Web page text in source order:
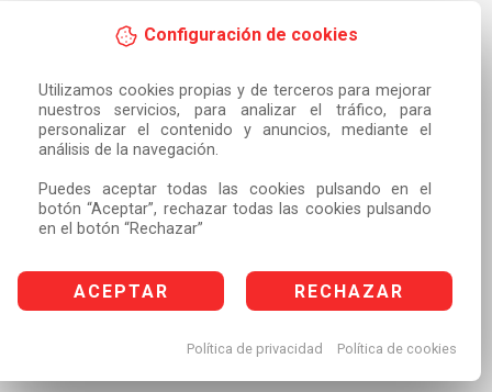
Configuración de cookies
Utilizamos cookies propias y de terceros para mejorar
nuestros servicios, para analizar el tráfico, para
personalizar el contenido y anuncios, mediante el
análisis de la navegación.
Puedes aceptar todas las cookies pulsando en el
botón “Aceptar”, rechazar todas las cookies pulsando
en el botón “Rechazar”
ACEPTAR RECHAZAR
Política de privacidad Política de cookies